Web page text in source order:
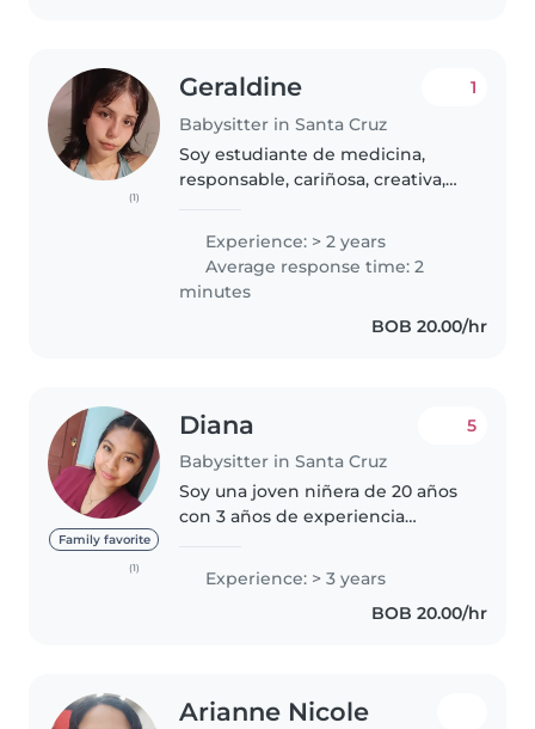
(1)
Geraldine
Babysitter in Santa Cruz
1
Soy estudiante de medicina,
responsable, cariñosa, creativa,
niños, soy muy paciente y
comprensible y ya e cuidado a
bebes,..
Experience: > 2 years
Average response time: 2
minutes
BOB 20.00/hr
Family favorite
(1)
Diana
Babysitter in Santa Cruz
5
Soy una joven niñera de 20 años
con 3 años de experiencia
edades, desde bebés hasta
escolares. Tengo habilidades
especiales para relacionarme con
Experience: > 3 years
BOB 20.00/hr
Arianne Nicole